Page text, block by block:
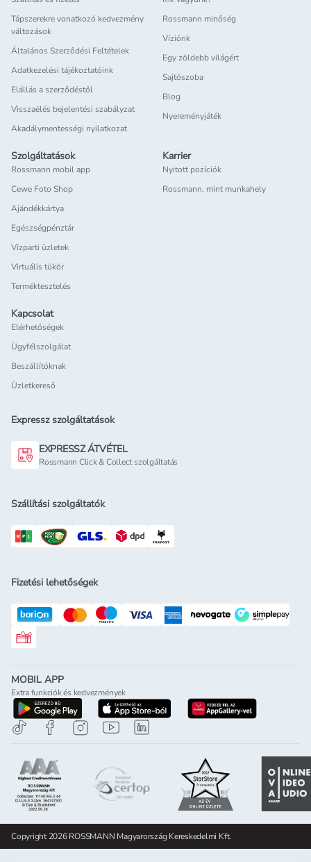
Tápszerekre vonatkozó kedvezmény
változások
Általános Szerződési Feltételek
Adatkezelési tájékoztatóink
Elállás a szerződéstől
Visszaélés bejelentési szabályzat
Akadálymentességi nyilatkozat
Rossmann minőség
Víziónk
Egy zöldebb világért
Sajtószoba
Blog
Nyereményjáték
Szolgáltatások
Rossmann mobil app
Cewe Foto Shop
Ajándékkártya
Egészségpénztár
Vízparti üzletek
Virtuális tükör
Terméktesztelés
Karrier
Nyitott pozíciók
Rossmann, mint munkahely
Kapcsolat
Elérhetőségek
Ügyfélszolgálat
Beszállítóknak
Üzletkereső
Expressz szolgáltatások
EXPRESSZ ÁTVÉTEL
Rossmann Click & Collect szolgáltatás
Szállítási szolgáltatók
Fizetési lehetőségek
Rossmann ajándékkártya
MOBIL APP
Extra funkciók és kedvezmények
letöltés a google-play-rölletöltés az app-store-ból
letöltés
Copyright 2026 ROSSMANN Magyarország Kereskedelmi Kft.